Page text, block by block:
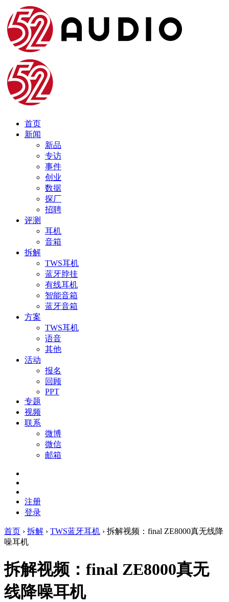
首页
新闻
新品
专访
事件
创业
数据
探厂
招聘
评测
耳机
音箱
拆解
TWS耳机
蓝牙脖挂
有线耳机
智能音箱
蓝牙音箱
方案
TWS耳机
语音
其他
活动
报名
回顾
PPT
专题
视频
联系
微博
微信
邮箱
注册
登录
首页 › 拆解 › TWS蓝牙耳机 › 拆解视频：final ZE8000真无线降
噪耳机
拆解视频：final ZE8000真无
线降噪耳机